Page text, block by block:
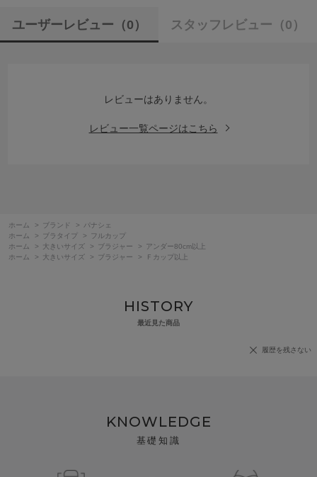
ユーザーレビュー （0） スタッフレビュー （0）
レビューはありません。
レビュー一覧ページはこちら
ホーム > ブランド >
パナシェ
ホーム
> ブラタイプ >
フルカップ
ホーム
> 大きいサイズ > ブラジャー >
アンダー80cm以上
ホーム
> 大きいサイズ > ブラジャー > Ｆカップ以上
HISTORY
最近見た商品
履歴を残さない
KNOWLEDGE
基礎知識